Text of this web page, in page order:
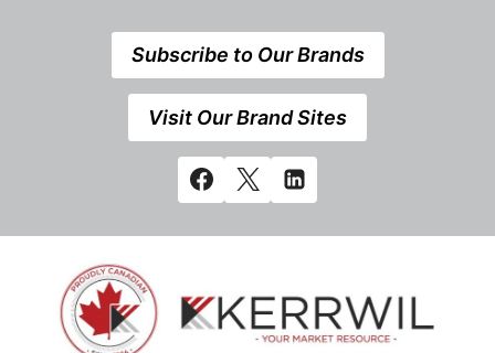
Subscribe to Our Brands
Visit Our Brand Sites